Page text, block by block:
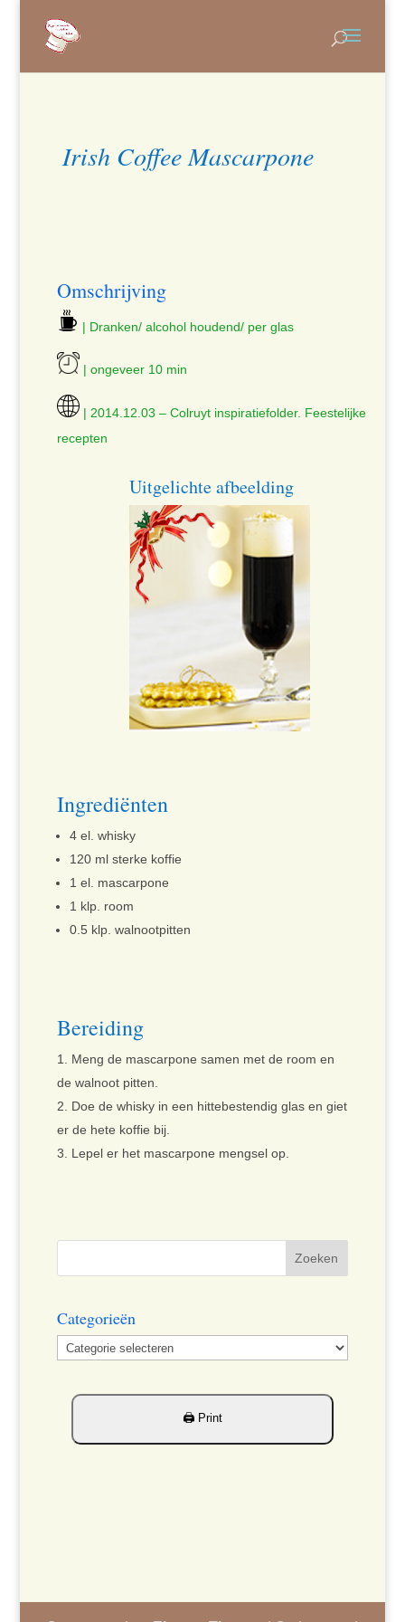
Irish Coffee Mascarpone
Omschrijving
| Dranken/ alcohol houdend/ per glas
| ongeveer 10 min
| 2014.12.03 – Colruyt inspiratiefolder. Feestelijke
recepten
Uitgelichte afbeelding
Ingrediënten
4 el. whisky
120 ml sterke koffie
1 el. mascarpone
1 klp. room
0.5 klp. walnootpitten
Bereiding
Meng de mascarpone samen met de room en
de walnoot pitten.
Doe de whisky in een hittebestendig glas en giet
er de hete koffie bij.
Lepel er het mascarpone mengsel op.
Categorieën
Categorieën